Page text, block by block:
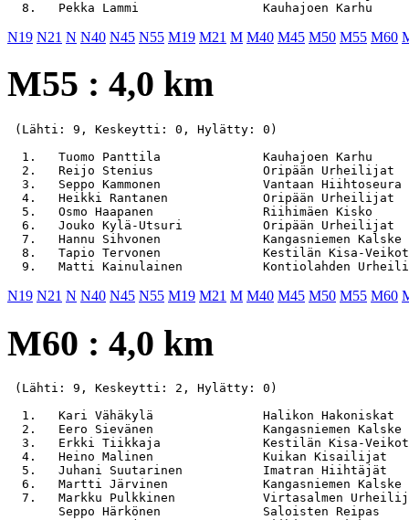
N19 N21 N N40 N45 N55 M19 M21 M M40 M45 M50 M55 M60
M55 : 4,0 km
(Lähti: 9, Keskeytti: 0, Hylätty: 0)
1.   Tuomo Panttila              Kauhajoen Karhu
2.   Reijo Stenius               Oripään Urheilijat
3.   Seppo Kammonen              Vantaan
4.   Heikki Rantanen             Oripään Urheilijat
5.   Osmo Haapanen               Riihimäen Kisko
6.   Jouko Kylä-Utsuri           Oripään Urheilijat
7.   Hannu Sihvonen              Kangasniemen
8.   Tapio Tervonen              Kestilän Kisa-
N19 N21 N N40 N45 N55 M19 M21 M M40 M45 M50 M55 M60
M60 : 4,0 km
(Lähti: 9, Keskeytti: 2, Hylätty: 0)
1.   Kari Vähäkylä               Halikon Hakoniskat
2.   Eero Sievänen               Kangasniemen
3.   Erkki Tiikkaja              Kestilän Kisa-
4.   Heino Malinen               Kuikan Kisailijat
5.   Juhani Suutarinen           Imatran Hiihtäjät
6.   Martti Järvinen             Kangasniemen
7.   Markku Pulkkinen            Virtasalmen
Seppo Härkönen              Saloisten Reipas